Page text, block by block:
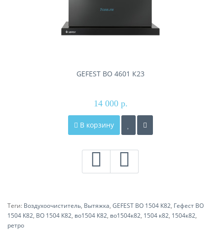
GEFEST ВО 4601 К23
14 000 р.
В корзину
Теги: Воздухоочиститель, Вытяжка, GEFEST ВО 1504 К82, Гефест ВО
1504 К82, ВО 1504 К82, во1504 К82, во1504к82, 1504 к82, 1504к82,
ретро